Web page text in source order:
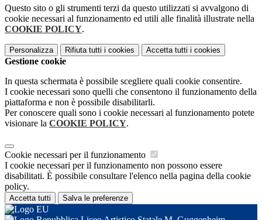
Questo sito o gli strumenti terzi da questo utilizzati si avvalgono di
cookie necessari al funzionamento ed utili alle finalità illustrate nella
COOKIE POLICY.
Personalizza Rifiuta tutti i cookies Accetta tutti i cookies
Gestione cookie
In questa schermata è possibile scegliere quali cookie consentire.
I cookie necessari sono quelli che consentono il funzionamento della
piattaforma e non è possibile disabilitarli.
Per conoscere quali sono i cookie necessari al funzionamento potete
visionare la COOKIE POLICY.
Cookie necessari per il funzionamento
I cookie necessari per il funzionamento non possono essere
disabilitati. È possibile consultare l'elenco nella pagina della cookie
policy.
Accetta tutti Salva le preferenze